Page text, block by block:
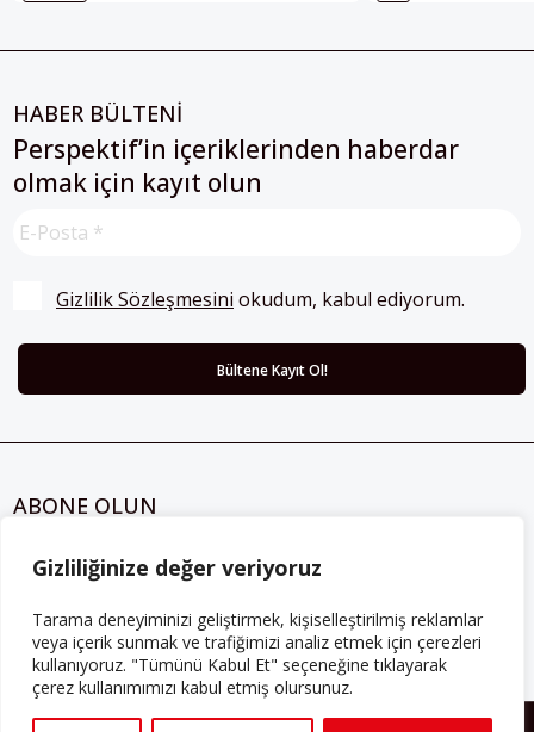
Gizliliğinize değer veriyoruz
Tarama deneyiminizi geliştirmek, kişiselleştirilmiş reklamlar
veya içerik sunmak ve trafiğimizi analiz etmek için çerezleri
kullanıyoruz. "Tümünü Kabul Et" seçeneğine tıklayarak
çerez kullanımımızı kabul etmiş olursunuz.
HABER BÜLTENİ
Perspektif’in içeriklerinden haberdar
olmak için kayıt olun
Gizlilik Sözleşmesini okudum, kabul ediyorum.
ABONE OLUN
abone olabilirsiniz!
Abonelik